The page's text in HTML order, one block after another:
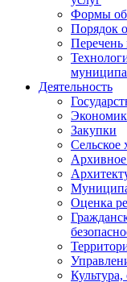
Формы
Порядок
Деятельность
Закупки
Сельское
Оценка